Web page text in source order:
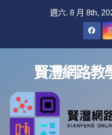
週六. 8 月 8th,
賢灃網路教